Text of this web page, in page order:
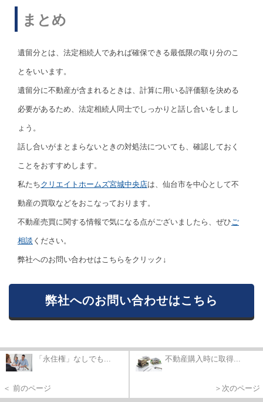
まとめ
遺留分とは、法定相続人であれば確保できる最低限の取り分のこ
とをいいます。
遺留分に不動産が含まれるときは、計算に用いる評価額を決める
必要があるため、法定相続人同士でしっかりと話し合いをしまし
ょう。
話し合いがまとまらないときの対処法についても、確認しておく
ことをおすすめします。
私たちクリエイトホームズ宮城中央店は、仙台市を中心として不
動産の買取などをおこなっております。
不動産売買に関する情報で気になる点がございましたら、ぜひご
相談 ください。
弊社へのお問い合わせはこちらをクリック↓
弊社へのお問い合わせはこちら
「永住権」なしでも...
＜ 前のページ
不動産購入時に取得...
＞次のページ